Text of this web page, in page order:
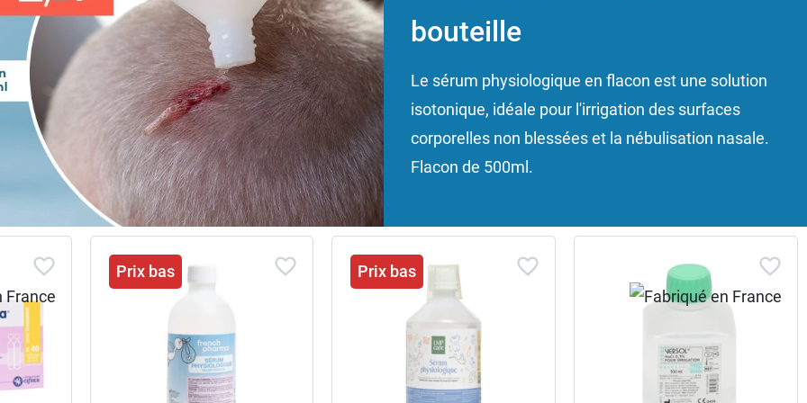
bouteille
Le sérum physiologique en flacon est une solution
isotonique, idéale pour l'irrigation des surfaces
corporelles non blessées et la nébulisation nasale.
Flacon de 500ml.
Prix bas Prix bas